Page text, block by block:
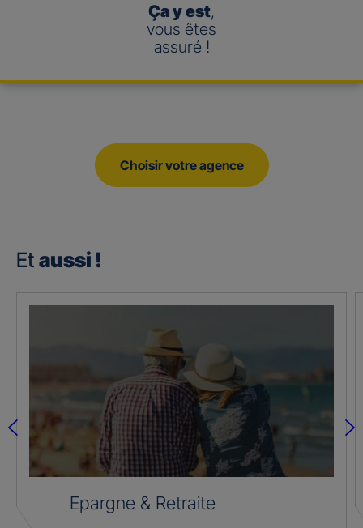
Ça y est,
vous êtes
assuré !
Choisir votre agence
Et aussi !
Epargne & Retraite